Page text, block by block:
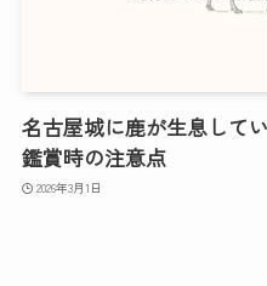
名古屋城に鹿が生息して
鑑賞時の注意点
2026年3月1日